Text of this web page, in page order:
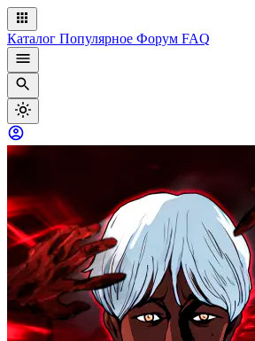
Каталог Популярное Форум FAQ